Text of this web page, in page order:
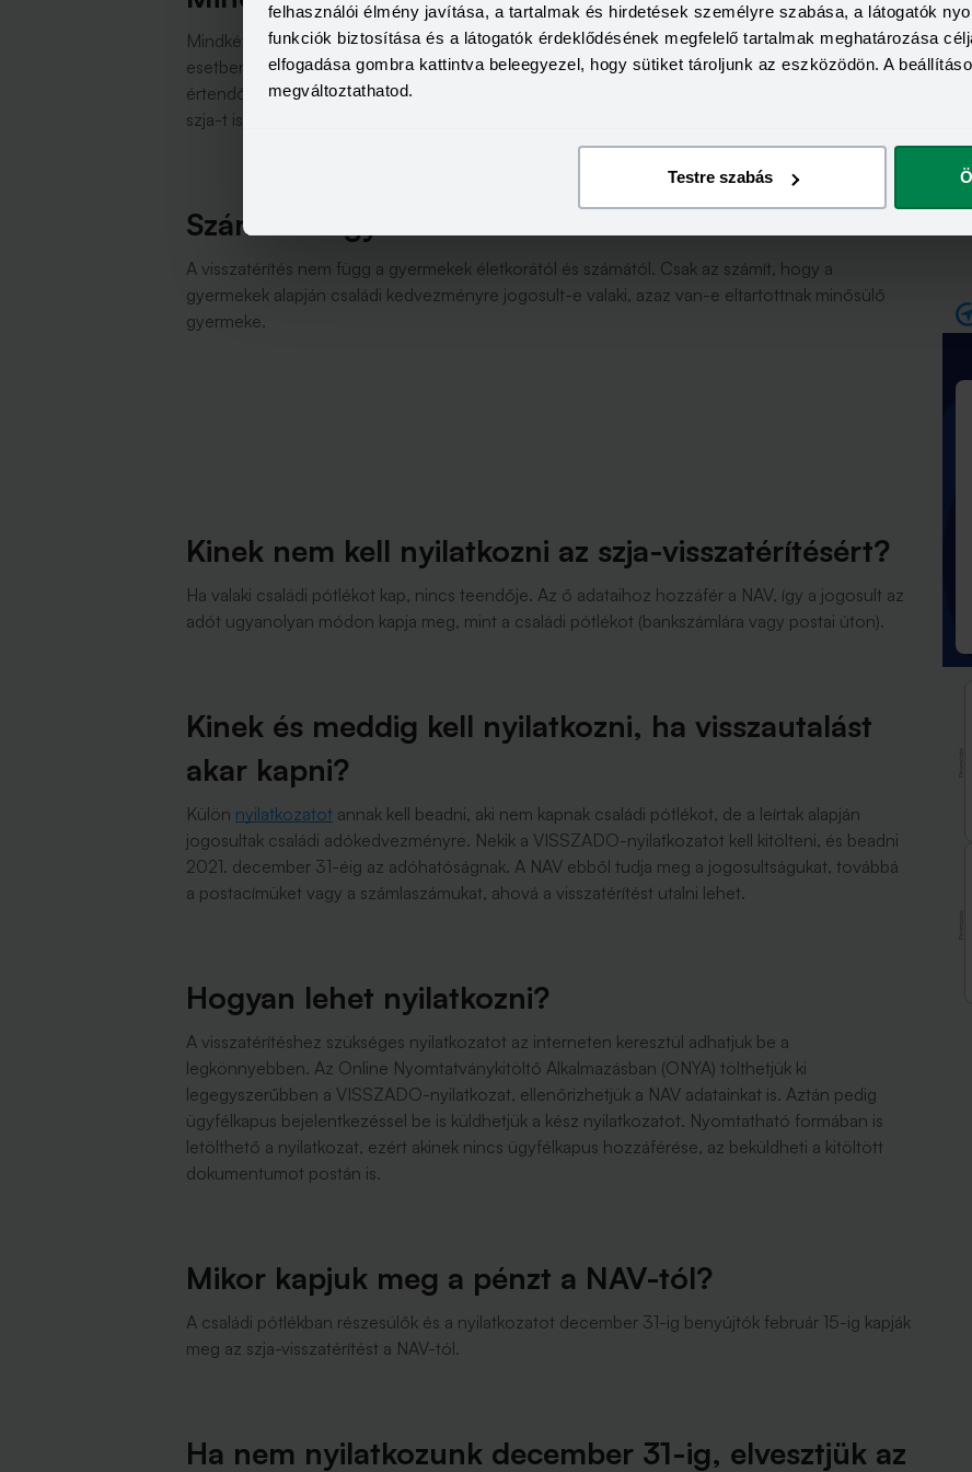
felhasználói élmény javítása, a tartalmak és hirdetések személyre szabása, a látogatók
funkciók biztosítása és a látogatók érdeklődésének megfelelő tartalmak meghatározása
elfogadása gombra kattintva beleegyezel, hogy sütiket tároljunk az eszközödön. A
megváltoztathatod.
Testre szabás
Mindkét szülő jogosult erre, nem csak az, aki a családi pótlékot kapja. De csak abban az
esetben, ha közös háztartásban élnek. Az szja-visszaigénylés összeghatára is külön-külön
értendő, nem összevonva. Tehát elvileg akár mindkét szülő visszakaphat akár 809 ezer forint
szja-t is, ha ehhez elég magas a jövedelme.
Számít-e a gyermek életkora?
A visszatérítés nem függ a gyermekek életkorától és számától. Csak az számít, hogy a
gyermekek alapján családi kedvezményre jogosult-e valaki, azaz van-e eltartottnak minősülő
gyermeke.
Kinek nem kell nyilatkozni az szja-visszatérítésért?
Ha valaki családi pótlékot kap, nincs teendője. Az ő adataihoz hozzáfér a NAV, így a jogosult az
adót ugyanolyan módon kapja meg, mint a családi pótlékot (bankszámlára vagy postai úton).
Kinek és meddig kell nyilatkozni, ha visszautalást
akar kapni?
Külön nyilatkozatot annak kell beadni, aki nem kapnak családi pótlékot, de a leírtak alapján
jogosultak családi adókedvezményre. Nekik a VISSZADO-nyilatkozatot kell kitölteni, és beadni
2021. december 31-éig az adóhatóságnak. A NAV ebből tudja meg a jogosultságukat, továbbá
a postacímüket vagy a számlaszámukat, ahová a visszatérítést utalni lehet.
Hogyan lehet nyilatkozni?
A visszatérítéshez szükséges nyilatkozatot az interneten keresztül adhatjuk be a
legkönnyebben. Az Online Nyomtatványkitöltő Alkalmazásban (ONYA) tölthetjük ki
legegyszerűbben a VISSZADO-nyilatkozat, ellenőrizhetjük a NAV adatainkat is. Aztán pedig
ügyfélkapus bejelentkezéssel be is küldhetjük a kész nyilatkozatot. Nyomtatható formában is
letölthető a nyilatkozat, ezért akinek nincs ügyfélkapus hozzáférése, az beküldheti a kitöltött
dokumentumot postán is.
Mikor kapjuk meg a pénzt a NAV-tól?
A családi pótlékban részesülők és a nyilatkozatot december 31-ig benyújtók február 15-ig kapják
meg az szja-visszatérítést a NAV-tól.
Ha nem nyilatkozunk december 31-ig, elvesztjük az